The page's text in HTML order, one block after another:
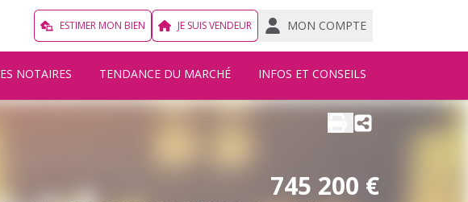
ESTIMER MON BIEN JE SUIS VENDEUR MON COMPTE
NOTAIRES TENDANCE DU MARCHÉ INFOS ET CONSEILS
745 200 €